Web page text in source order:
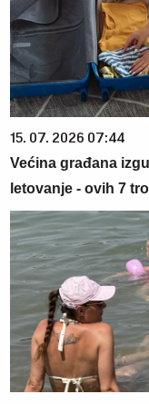
15. 07. 2026 07:44
Većina građana
letovanje - ovih 7